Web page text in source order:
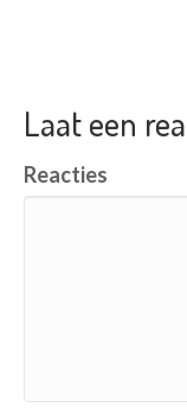
Laat een
Reacties